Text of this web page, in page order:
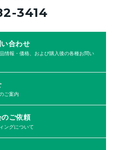
3414
合わせ
情報・価格、および購入後の各種お問い
ご案内
ご依頼
ングについて